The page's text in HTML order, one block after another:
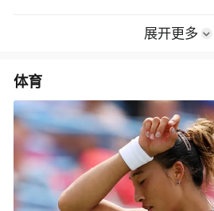
展开更多
体育